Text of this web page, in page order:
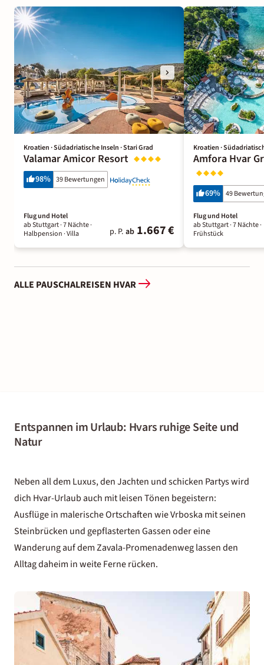
Kroatien · Südadriatische Inseln · Stari Grad
Valamar Amicor Resort
98% 39 Bewertungen
Flug und Hotel
ab Stuttgart ·7 Nächte·
Halbpension· Villa p. P. ab 1.667 €
Kroatien ·
Amfora Hvar
69% 49
Flug und Hotel
ab Stuttgart ·7 Nächte·
Frühstück
ALLE PAUSCHALREISEN HVAR
Entspannen im Urlaub: Hvars ruhige Seite und
Natur
Neben all dem Luxus, den Jachten und schicken Partys wird
dich Hvar-Urlaub auch mit leisen Tönen begeistern:
Ausflüge in malerische Ortschaften wie Vrboska mit seinen
Steinbrücken und gepflasterten Gassen oder eine
Wanderung auf dem Zavala-Promenadenweg lassen den
Alltag daheim in weite Ferne rücken.